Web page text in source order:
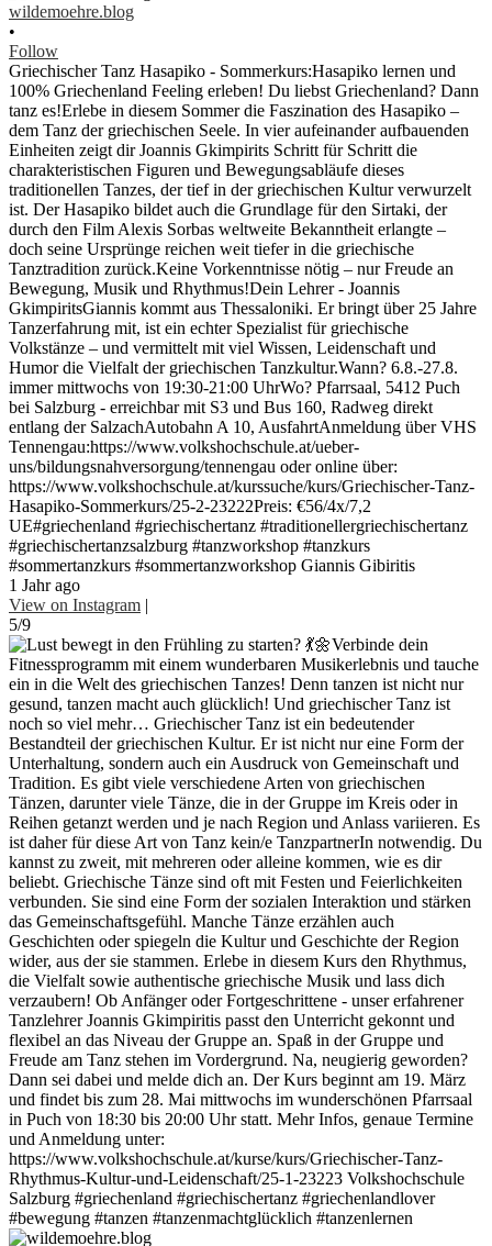
wildemoehre.blog
•
Follow
Griechischer Tanz Hasapiko - Sommerkurs:Hasapiko lernen und
100% Griechenland Feeling erleben! Du liebst Griechenland? Dann
tanz es!Erlebe in diesem Sommer die Faszination des Hasapiko –
dem Tanz der griechischen Seele. In vier aufeinander aufbauenden
Einheiten zeigt dir Joannis Gkimpirits Schritt für Schritt die
charakteristischen Figuren und Bewegungsabläufe dieses
traditionellen Tanzes, der tief in der griechischen Kultur verwurzelt
ist. Der Hasapiko bildet auch die Grundlage für den Sirtaki, der
durch den Film Alexis Sorbas weltweite Bekanntheit erlangte –
doch seine Ursprünge reichen weit tiefer in die griechische
Tanztradition zurück.Keine Vorkenntnisse nötig – nur Freude an
Bewegung, Musik und Rhythmus!Dein Lehrer - Joannis
GkimpiritsGiannis kommt aus Thessaloniki. Er bringt über 25 Jahre
Tanzerfahrung mit, ist ein echter Spezialist für griechische
Volkstänze – und vermittelt mit viel Wissen, Leidenschaft und
Humor die Vielfalt der griechischen Tanzkultur.Wann? 6.8.-27.8.
immer mittwochs von 19:30-21:00 UhrWo? Pfarrsaal, 5412 Puch
bei Salzburg - erreichbar mit S3 und Bus 160, Radweg direkt
entlang der SalzachAutobahn A 10, AusfahrtAnmeldung über VHS
Tennengau:https://www.volkshochschule.at/ueber-
uns/bildungsnahversorgung/tennengau oder online über:
https://www.volkshochschule.at/kurssuche/kurs/Griechischer-Tanz-
Hasapiko-Sommerkurs/25-2-23222Preis: €56/4x/7,2
UE#griechenland #griechischertanz #traditionellergriechischertanz
#griechischertanzsalzburg #tanzworkshop #tanzkurs
#sommertanzkurs #sommertanzworkshop Giannis Gibiritis
1 Jahr ago
View on Instagram |
5/9